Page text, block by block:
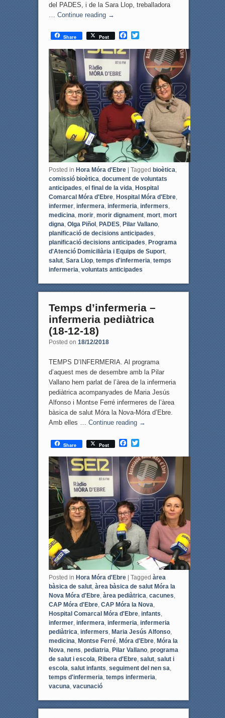
del PADES, i de la Sara Llop, treballadora
Continue reading →
Share Post
F
c
e
o
o
k
T
i
r
Posted in Hora Móra d'Ebre Tagged bioètica,
comissió bioètica, document de voluntats
anticipades, el final de la vida, Hospital
Comarcal Móra d'Ebre, Hospital Móra d'Ebre,
infermer, infermera, infermeria, infermers,
medicina, morir, morir dignament, mort, mort
digna, Olga Piñol , PADES, Pilar Vallano,
planificació de decisions anticipades,
planificació decisions anticipades, Programa
d'Atenció Domiciliària i Equips de Suport,
salut, Sara Llop, temps d'infermeria, temps
infermeria, voluntats anticipades
Temps d’infermeria –
infermeria pediàtrica
(18-12-18)
Posted on 18/12/2018
TEMPS D’INFERMERIA. Al programa
d’aquest mes de desembre amb la Pilar
Vallano hem parlat de l’àrea de la infermeria
pediàtrica acompanyades de Maria Jesús
Alfonso i Montse Ferré infermeres de l’àrea
bàsica de salut Móra la Nova-Móra d’Ebre.
Amb elles … Continue reading →
Share Post
F
c
e
b
o
k
T
i
t
t
e
r
Posted in Hora Móra d'Ebre Tagged àrea
bàsica de salut, àrea bàsica de salut Móra la
Nova Móra d'Ebre, àrea pediàtrica, cacunes,
CAP Móra d'Ebre, CAP Móra la Nova,
Hospital Comarcal Móra d'Ebre, infants,
infermer, infermera, infermeria, infermeria
pediàtrica, infermers, Maria Jesús Alfonso,
medicina, Montse Ferré, Móra d'Ebre, Móra la
Nova, nens, pediatria, Pilar Vallano, programa
de salut i escola, Ribera d'Ebre, salut, salut i
escola, salut infants, seguiment del nen sa,
temps d'infermeria, temps infermeria,
vacuna, vacunació